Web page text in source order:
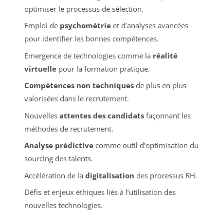
optimiser le processus de sélection.
Emploi de psychométrieet d’analyses avancées
pour identifier les bonnes compétences.
Emergence de technologies comme la réalité
virtuellepour la formation pratique.
Compétences non techniquesde plus en plus
valorisées dans le recrutement.
Nouvelles attentes des candidatsfaçonnant les
méthodes de recrutement.
Analyse prédictivecomme outil d’optimisation du
sourcing des talents.
Accélération de la digitalisation des processus RH.
Défis et enjeux éthiques liés à l’utilisation des
nouvelles technologies.